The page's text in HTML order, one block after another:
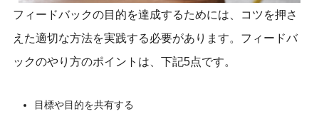
フィードバックの目的を達成するためには、コツを押さ
えた適切な方法を実践する必要があります。フィードバ
ックのやり方のポイントは、下記5点です。
目標や目的を共有する